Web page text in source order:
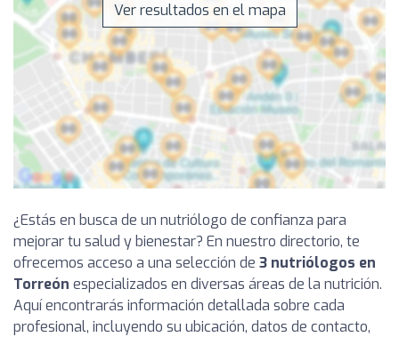
Ver resultados en el mapa
¿Estás en busca de un nutriólogo de confianza para
mejorar tu salud y bienestar? En nuestro directorio, te
ofrecemos acceso a una selección de 3 nutriólogos en
Torreón especializados en diversas áreas de la nutrición.
Aquí encontrarás información detallada sobre cada
profesional, incluyendo su ubicación, datos de contacto,